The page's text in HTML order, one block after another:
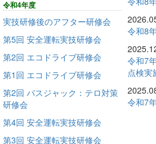
令和4年度
実技研修後のアフター研修会
第5回 安全運転実技研修会
第2回 エコドライブ研修会
第1回 エコドライブ研修会
第2回 バスジャック：テロ対策
研修会
第4回 安全運転実技研修会
第3回 安全運転実技研修会
令和8
令和7
点検実
令和7